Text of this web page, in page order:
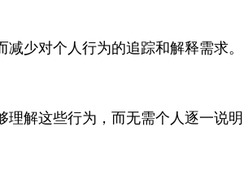
少对个人行为的追踪和解释需求。
理解这些行为，而无需个人逐一说明